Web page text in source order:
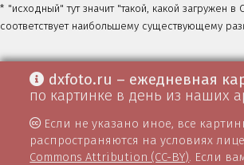
* "исходный" тут значит "такой, какой загружен в
соответствует наибольшему существующему
dxfoto.ru – ежедневная
по картинке в день из наших
Если не указано иное, все
распространяются на условиях
Commons Attribution (CC-BY) . Если